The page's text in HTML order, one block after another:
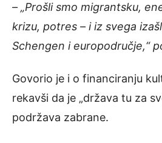
– „Prošli smo migrantsku,
krizu, potres – i iz svega
Schengen i europodručje,“
Govorio je i o financiranju
rekavši da je „država tu za
podržava zabrane.